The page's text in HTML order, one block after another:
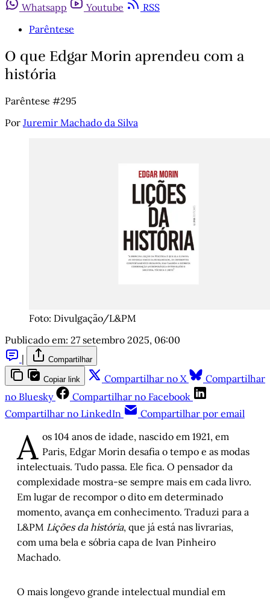
Whatsapp
Youtube
RSS
Parêntese
O que Edgar Morin aprendeu com a
história
Parêntese #295
Por Juremir Machado da Silva
Foto: Divulgação/L&PM
Publicado em: 27 setembro 2025, 06:00
|
Compartilhar
Copiar link Compartilhar no X
Compartilhar
no Bluesky
Compartilhar no Facebook
Compartilhar no LinkedIn
Compartilhar por email
A os 104 anos de idade, nascido em 1921, em
Paris, Edgar Morin desafia o tempo e as modas
intelectuais. Tudo passa. Ele fica. O pensador da
complexidade mostra-se sempre mais em cada livro.
Em lugar de recompor o dito em determinado
momento, avança em conhecimento. Traduzi para a
L&PM Lições da história, que já está nas livrarias,
com uma bela e sóbria capa de Ivan Pinheiro
Machado.
O mais longevo grande intelectual mundial em